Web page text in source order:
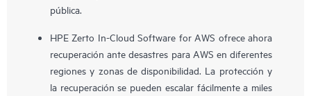
pública.
HPE Zerto In-Cloud Software for AWS ofrece ahora
recuperación ante desastres para AWS en diferentes
regiones y zonas de disponibilidad. La protección y
la recuperación se pueden escalar fácilmente a miles